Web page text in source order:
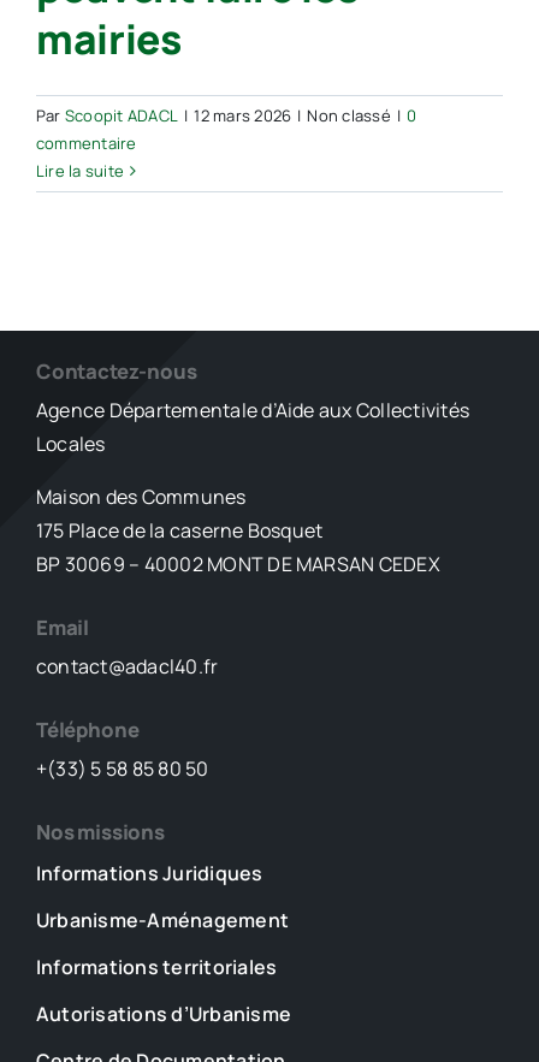
mairies
Par Scoopit ADACL | 12 mars 2026 | Non classé | 0
commentaire
Lire la suite
Contactez-nous
Agence Départementale d’Aide aux Collectivités
Locales
Maison des Communes
175 Place de la caserne Bosquet
BP 30069 – 40002 MONT DE MARSAN CEDEX
Email
contact@adacl40.fr
Téléphone
+(33) 5 58 85 80 50
Nos missions
Informations Juridiques
Urbanisme-Aménagement
Informations territoriales
Autorisations d’Urbanisme